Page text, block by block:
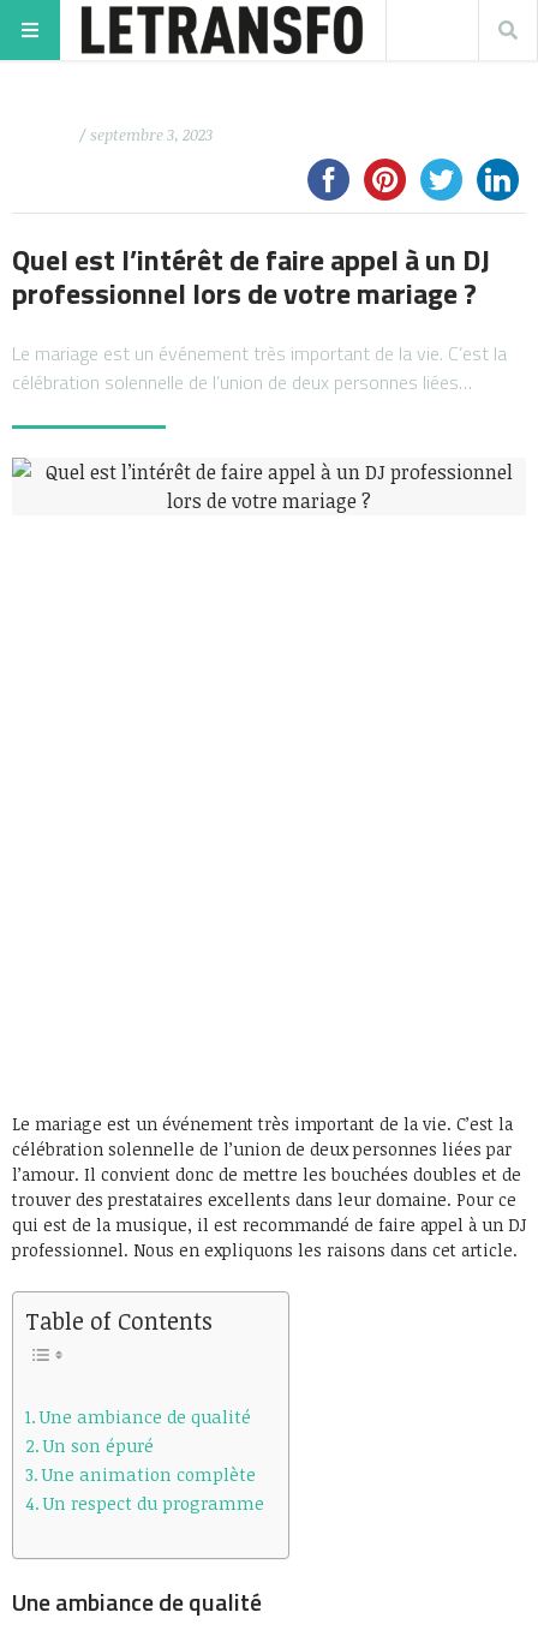
/ septembre 3, 2023
Quel est l’intérêt de faire appel à un DJ
professionnel lors de votre mariage ?
Le mariage est un événement très important de la vie. C’est la
célébration solennelle de l’union de deux personnes liées…
Le mariage est un événement très important de la vie. C’est la
célébration solennelle de l’union de deux personnes liées par
l’amour. Il convient donc de mettre les bouchées doubles et de
trouver des prestataires excellents dans leur domaine. Pour ce
qui est de la musique, il est recommandé de faire appel à un DJ
professionnel. Nous en expliquons les raisons dans cet article.
Table of Contents
Une ambiance de qualité
Un son épuré
Une animation complète
Un respect du programme
Une ambiance de qualité